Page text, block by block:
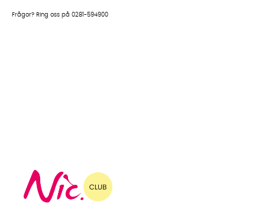
Frågor? Ring oss på 0281-594900